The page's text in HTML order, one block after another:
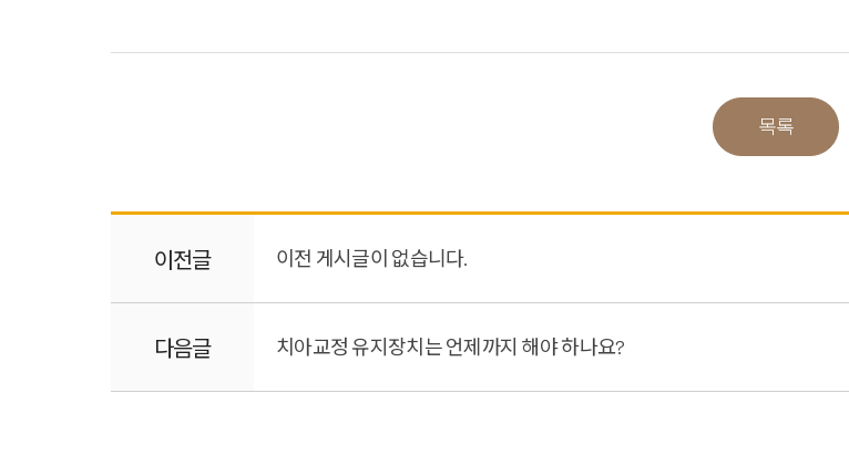
목록
이전글 이전 게시글이 없습니다.
다음글 치아교정 유지장치는 언제까지 해야 하나요?